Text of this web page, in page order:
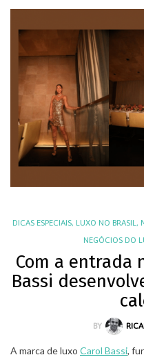
DICAS ESPECIAIS, LUXO NO BRASIL ,
NEGÓCIOS DO
Com a entrada
Bassi
BY
A marca de luxo Carol Bassi,